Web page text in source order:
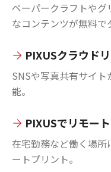
ペーパークラフトやグ
なコンテンツが無料で
PIXUSクラウド
SNSや写真共有サイ
能。
PIXUSでリモー
在宅勤務など働く場所
ートプリント。